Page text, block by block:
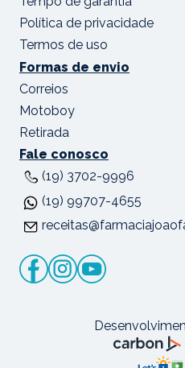
Política de privacidade
Termos de uso
Formas de envio
Correios
Motoboy
Retirada
Fale conosco
(19) 3702-9996
(19) 99707-4655